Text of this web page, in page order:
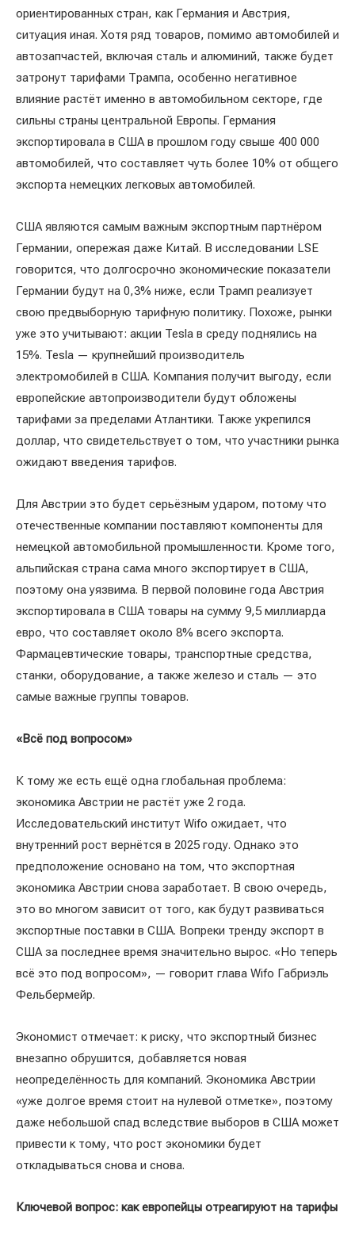
ориентированных стран, как Германия и Австрия,
ситуация иная. Хотя ряд товаров, помимо автомобилей и
автозапчастей, включая сталь и алюминий, также будет
затронут тарифами Трампа, особенно негативное
влияние растёт именно в автомобильном секторе, где
сильны страны центральной Европы. Германия
экспортировала в США в прошлом году свыше 400 000
автомобилей, что составляет чуть более 10% от общего
экспорта немецких легковых автомобилей.
США являются самым важным экспортным партнёром
Германии, опережая даже Китай. В исследовании LSE
говорится, что долгосрочно экономические показатели
Германии будут на 0,3% ниже, если Трамп реализует
свою предвыборную тарифную политику. Похоже, рынки
уже это учитывают: акции Tesla в среду поднялись на
15%. Tesla — крупнейший производитель
электромобилей в США. Компания получит выгоду, если
европейские автопроизводители будут обложены
тарифами за пределами Атлантики. Также укрепился
доллар, что свидетельствует о том, что участники рынка
ожидают введения тарифов.
Для Австрии это будет серьёзным ударом, потому что
отечественные компании поставляют компоненты для
немецкой автомобильной промышленности. Кроме того,
альпийская страна сама много экспортирует в США,
поэтому она уязвима. В первой половине года Австрия
экспортировала в США товары на сумму 9,5 миллиарда
евро, что составляет около 8% всего экспорта.
Фармацевтические товары, транспортные средства,
станки, оборудование, а также железо и сталь — это
самые важные группы товаров.
«Всё под вопросом»
К тому же есть ещё одна глобальная проблема:
экономика Австрии не растёт уже 2 года.
Исследовательский институт Wifo ожидает, что
внутренний рост вернётся в 2025 году. Однако это
предположение основано на том, что экспортная
экономика Австрии снова заработает. В свою очередь,
это во многом зависит от того, как будут развиваться
экспортные поставки в США. Вопреки тренду экспорт в
США за последнее время значительно вырос. «Но теперь
всё это под вопросом», — говорит глава Wifo Габриэль
Фельбермейр.
Экономист отмечает: к риску, что экспортный бизнес
внезапно обрушится, добавляется новая
неопределённость для компаний. Экономика Австрии
«уже долгое время стоит на нулевой отметке», поэтому
даже небольшой спад вследствие выборов в США может
привести к тому, что рост экономики будет
откладываться снова и снова.
Ключевой вопрос: как европейцы отреагируют на тарифы